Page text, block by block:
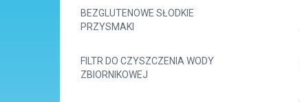
BEZGLUTENOWE SŁODKIE
PRZYSMAKI
FILTR DO CZYSZCZENIA WODY
ZBIORNIKOWEJ